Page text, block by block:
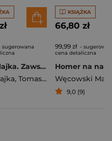
sugerowana
Rafał Majka. Zawsze z przodu. Rozmawia Tomasz Kalemba - książka z autografem
, Tomasz Kalemba
KSIĄŻKA
66,80 zł
99,99 zł -
cena detaliczna
Węcowski
9,0 (9)